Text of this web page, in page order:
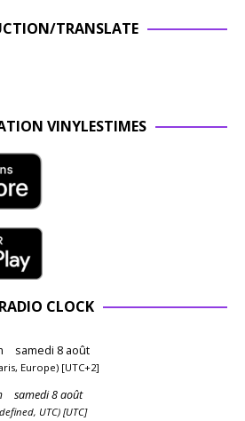
TRANSLATE
VINYLESTIMES
RADIO CLOCK
samedi 8 août
Europe) [UTC+2]
samedi 8 août
UTC) [UTC]